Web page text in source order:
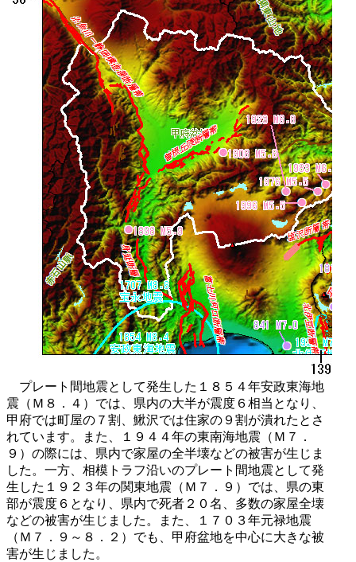
プレート間地震として発生した１８５４年安政東海地
震（Ｍ８．４）では、県内の大半が震度６相当となり、
甲府では町屋の７割、鰍沢では住家の９割が潰れたとさ
れています。また、１９４４年の東南海地震（Ｍ７．
９）の際には、県内で家屋の全半壊などの被害が生じま
した。一方、相模トラフ沿いのプレート間地震として発
生した１９２３年の関東地震（Ｍ７．９）では、県の東
部が震度６となり、県内で死者２０名、多数の家屋全壊
などの被害が生じました。また、１７０３年元禄地震
（Ｍ７．９～８．２）でも、甲府盆地を中心に大きな被
害が生じました。